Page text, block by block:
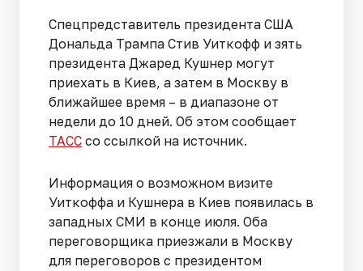
Спецпредставитель президента США
Дональда Трампа Стив Уиткофф и зять
президента Джаред Кушнер могут
приехать в Киев, а затем в Москву в
ближайшее время – в диапазоне от
недели до 10 дней. Об этом сообщает
ТАСС со ссылкой на источник.
Информация о возможном визите
Уиткоффа и Кушнера в Киев появилась в
западных СМИ в конце июля. Оба
переговорщика приезжали в Москву
для переговоров с президентом